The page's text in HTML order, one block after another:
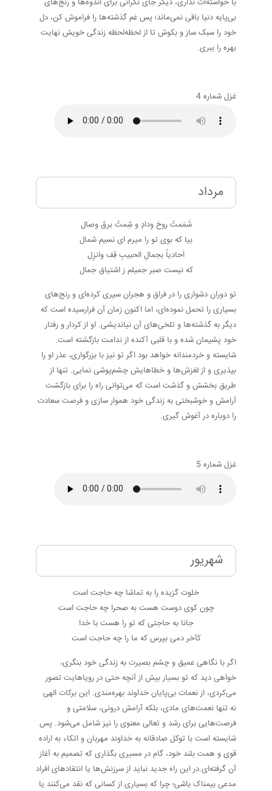
بی‌پایه دنیا باقی نمی‌ماند؛ پس غم گذشته‌ها را فراموش کن، دل
خود را سبک ساز و بکوش تا از لحظه‌لحظه زندگی خویش نهایت
بهره را ببری.
غزل شماره 4
مرداد
شَمَمتُ روحَ وِدادٍ و شِمتُ برقَ وصال
بیا که بوی تو را میرم ای نسیم شمال
اَحادیاً بجمالِ الحبیبِ قِف وانزِل
که نیست صبر جمیلم ز اشتیاق جمال
تو دوران دشواری را در فراق و هجران سپری کرده‌ای و رنج‌های
بسیاری را تحمل نموده‌ای، اما اکنون زمان آن فرارسیده است که
دیگر به گذشته‌ها و تلخی‌های آن نیاندیشی. او از کردار و رفتار
خود پشیمان شده و با قلبی آکنده از ندامت بازگشته است.
شایسته و خردمندانه خواهد بود اگر تو نیز با بزرگواری، عذر او را
بپذیری و از لغزش‌ها و خطاهایش چشم‌پوشی نمایی. تنها از
طریق بخشش و گذشت است که می‌توانی راه را برای بازگشت
آرامش و خوشبختی به زندگی خود هموار سازی و فرصت سعادت
را دوباره در آغوش گیری.
غزل شماره 5
شهریور
خلوت گزیده را به تماشا چه حاجت است
چون کوی دوست هست به صحرا چه حاجت است
جانا به حاجتی که تو را هست با خدا
کآخر دمی بپرس که ما را چه حاجت است
اگر با نگاهی عمیق و چشم بصیرت به زندگی خود بنگری،
خواهی دید که تو بسیار بیش از آنچه حتی در رویاهایت تصور
می‌کردی، از نعمات بی‌پایان خداوند بهره‌مندی. این برکات الهی
نه تنها نعمت‌های مادی، بلکه آرامش درونی، سلامتی و
فرصت‌هایی برای رشد و تعالی معنوی را نیز شامل می‌شود. پس
شایسته است با توکل صادقانه به خداوند مهربان و اتکاء به اراده
قوی و همت بلند خود، گام در مسیری بگذاری که تصمیم به آغاز
آن گرفته‌ای.در این راه جدید نباید از سرزنش‌ها یا انتقادهای افراد
مدعی بیمناک باشی؛ چرا که بسیاری از کسانی که نقد می‌کنند یا